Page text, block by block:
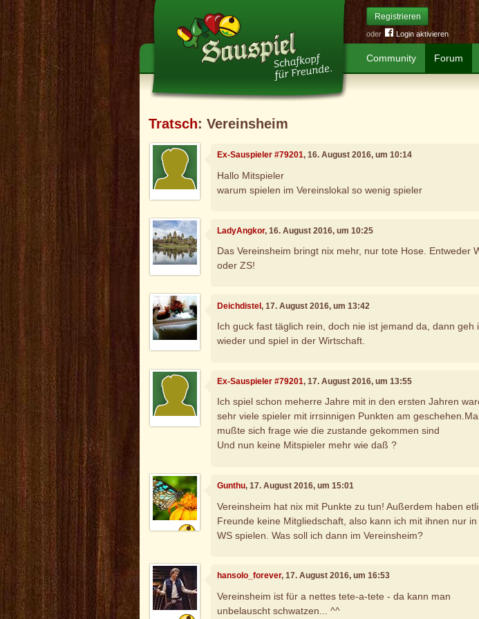
Registrieren
oder Login aktivieren
Community Forum
Tratsch: Vereinsheim
Ex-Sauspieler #79201, 16. August 2016, um 10:14
Hallo Mitspieler
warum spielen im Vereinslokal so wenig spieler
LadyAngkor, 16. August 2016, um 10:25
Das Vereinsheim bringt nix mehr, nur tote Hose. Entweder
oder ZS!
Deichdistel, 17. August 2016, um 13:42
Ich guck fast täglich rein, doch nie ist jemand da, dann geh
wieder und spiel in der Wirtschaft.
Ex-Sauspieler #79201, 17. August 2016, um 13:55
Ich spiel schon meherre Jahre mit in den ersten Jahren
sehr viele spieler mit irrsinnigen Punkten am
mußte sich frage wie die zustande gekommen sind
Und nun keine Mitspieler mehr wie daß ?
Gunthu, 17. August 2016, um 15:01
Vereinsheim hat nix mit Punkte zu tun! Außerdem haben
Freunde keine Mitgliedschaft, also kann ich mit ihnen nur
WS spielen. Was soll ich dann im Vereinsheim?
hansolo_forever, 17. August 2016, um 16:53
Vereinsheim ist für a nettes tete-a-tete - da kann man
unbelauscht schwatzen... ^^